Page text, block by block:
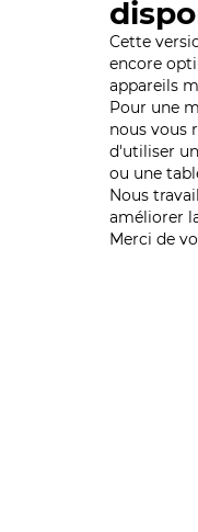
Cette
encore
appareils
Pour une
nous vous
d'utiliser
ou une
Nous
améliorer
Merci de